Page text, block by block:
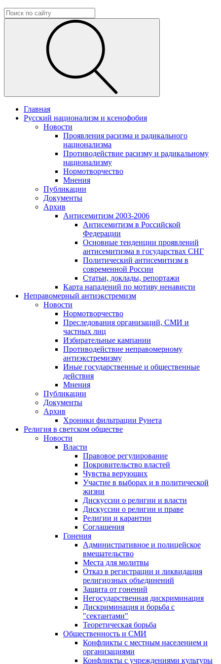
Главная
Русский национализм и ксенофобия
Новости
Проявления расизма и радикального
национализма
Противодействие расизму и радикальному
национализму
Нормотворчество
Мнения
Публикации
Документы
Архив
Антисемитизм 2003-2006
Антисемитизм в Российской
Федерации
Основные тенденции проявлений
антисемитизма в государствах СНГ
Политический антисемитизм в
современной России
Статьи, доклады, репортажи
Карта нападений по мотиву ненависти
Неправомерный антиэкстремизм
Новости
Нормотворчество
Преследования организаций, СМИ и
частных лиц
Избирательные кампании
Противодействие неправомерному
антиэкстремизму
Иные государственные и общественные
действия
Мнения
Публикации
Документы
Архив
Хроники фильтрации Рунета
Религия в светском обществе
Новости
Власти
Правовое регулирование
Покровительство властей
Чувства верующих
Участие в выборах и в политической
жизни
Дискуссии о религии и власти
Дискуссии о религии и праве
Религии и карантин
Соглашения
Гонения
Административное и полицейское
вмешательство
Места для молитвы
Отказ в регистрации и ликвидация
религиозных объединений
Защита от гонений
Негосударственная дискриминация
Дискриминация и борьба с
"сектантами"
Теоретическая борьба
Общественность и СМИ
Конфликты с местным населением и
организациями
Конфликты с учреждениями культуры